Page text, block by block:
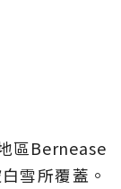
區Bernease
雪所覆蓋。